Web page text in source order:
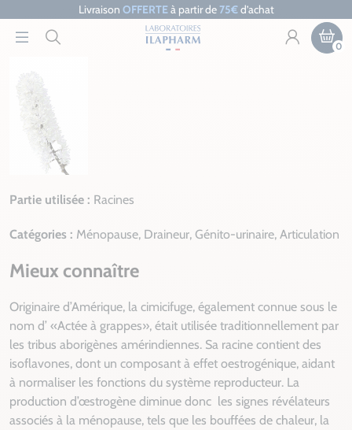
Livraison OFFERTEà partir de 75€d’achat
0
Partie utilisée : Racines
Catégories : Ménopause, Draineur, Génito-urinaire, Articulation
Mieux connaître
Originaire d’Amérique, la cimicifuge, également connue sous le
nom d’ «Actée à grappes», était utilisée traditionnellement par
les tribus aborigènes amérindiennes. Sa racine contient des
isoflavones, dont un composant à effet oestrogénique, aidant
à normaliser les fonctions du système reproducteur. La
production d’œstrogène diminue donc les signes révélateurs
associés à la ménopause, tels que les bouffées de chaleur, la